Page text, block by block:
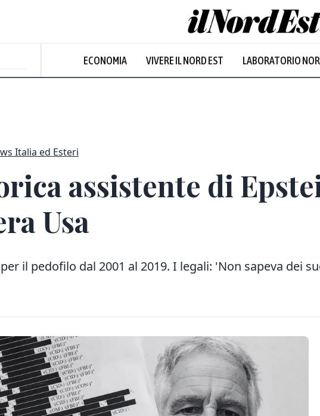
ECONOMIA VIVERE IL NORD EST LABORATORIO
Italia ed Esteri
assistente di
Usa
il pedofilo dal 2001 al 2019. I legali: 'Non sapeva dei